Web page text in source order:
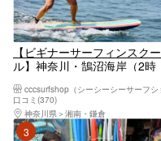
【ビギナーサーフィンスクー
ル】神奈川・鵠沼海岸（2時
口コミ(370)
神奈川県
湘南・鎌倉
3位